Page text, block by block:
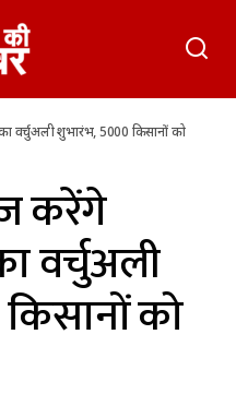
वर्चुअली शुभारंभ, 5000 किसानों को
करेंगे
वर्चुअली
को